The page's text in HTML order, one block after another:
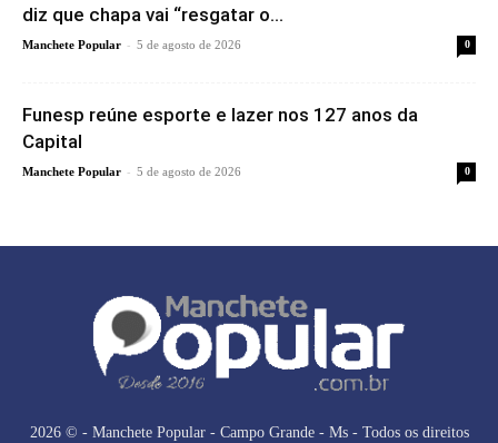
diz que chapa vai “resgatar o...
Manchete Popular - 5 de agosto de 2026 0
Funesp reúne esporte e lazer nos 127 anos da
Capital
Manchete Popular - 5 de agosto de 2026 0
2026 © - Manchete Popular - Campo Grande - Ms - Todos os direitos